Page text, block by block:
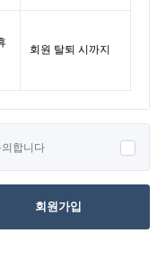
회원 탈퇴 시까지
합니다
회원가입